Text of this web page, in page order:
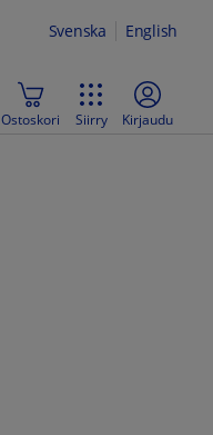
Svenska English
Ostoskori Siirry Kirjaudu